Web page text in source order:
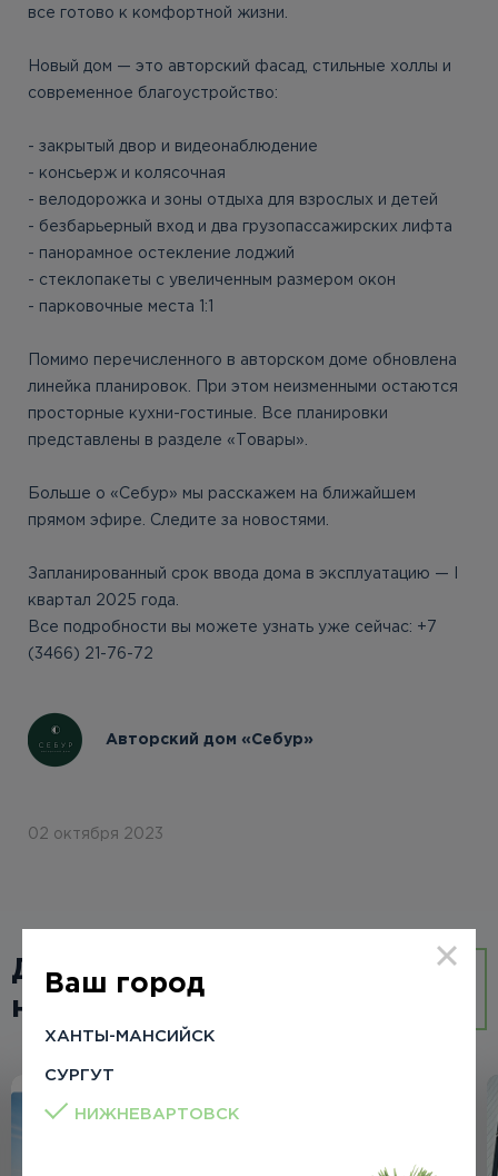
Ваш город
ХАНТЫ-МАНСИЙСК
СУРГУТ
НИЖНЕВАРТОВСК
все готово к комфортной жизни.
Новый дом — это авторский фасад, стильные холлы и
современное благоустройство:
- закрытый двор и видеонаблюдение
- консьерж и колясочная
- велодорожка и зоны отдыха для взрослых и детей
- безбарьерный вход и два грузопассажирских лифта
- панорамное остекление лоджий
- стеклопакеты с увеличенным размером окон
- парковочные места 1:1
Помимо перечисленного в авторском доме обновлена
линейка планировок. При этом неизменными остаются
просторные кухни-гостиные. Все планировки
представлены в разделе «Товары».
Больше о «Себур» мы расскажем на ближайшем
прямом эфире. Следите за новостями.
Запланированный срок ввода дома в эксплуатацию — I
квартал 2025 года.
Все подробности вы можете узнать уже сейчас: +7
(3466) 21-76-72
Авторский дом «Себур»
02 октября 2023
Другие
новости